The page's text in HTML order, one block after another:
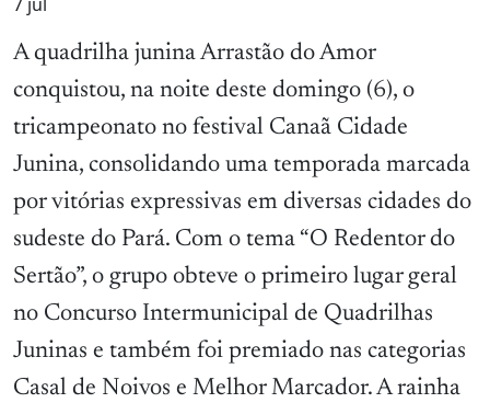
A quadrilha junina Arrastão do Amor
conquistou, na noite deste domingo (6), o
tricampeonato no festival Canaã Cidade
Junina, consolidando uma temporada marcada
por vitórias expressivas em diversas cidades do
sudeste do Pará. Com o tema “O Redentor do
Sertão”, o grupo obteve o primeiro lugar geral
no Concurso Intermunicipal de Quadrilhas
Juninas e também foi premiado nas categorias
Casal de Noivos e Melhor Marcador. A rainha